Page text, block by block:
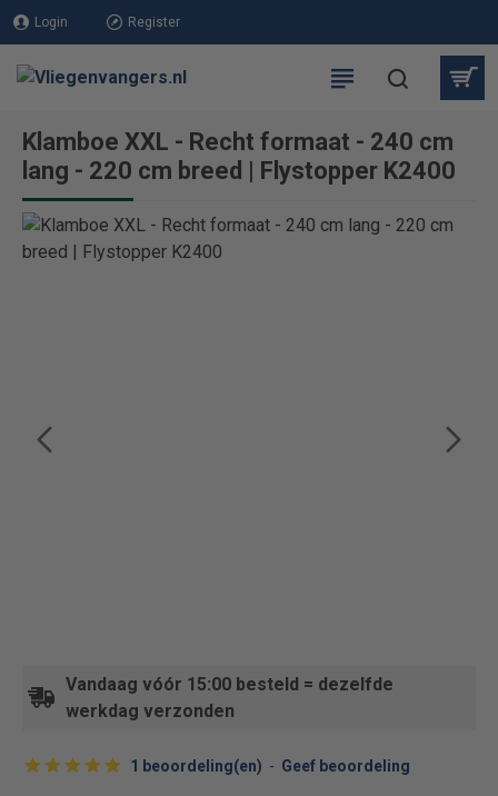
Login Register
Klamboe XXL - Recht formaat - 240 cm
lang - 220 cm breed | Flystopper K2400
Vandaag vóór 15:00 besteld = dezelfde
werkdag verzonden
1 beoordeling(en) - Geef beoordeling